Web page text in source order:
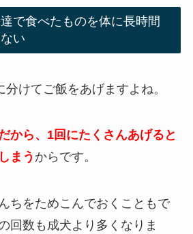
で食べたものを体に長時間
い
けてご飯をあげますよね。
から、1回にたくさんあげると
まう からです。
ちをためこんでおくこともで
回数も成犬より多くなりま